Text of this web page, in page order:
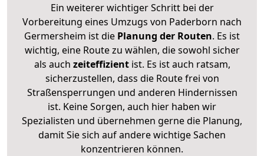
Ein weiterer wichtiger Schritt bei der
Vorbereitung eines Umzugs von Paderborn nach
Germersheim ist die Planung der Routen. Es ist
wichtig, eine Route zu wählen, die sowohl sicher
als auch zeiteffizientist. Es ist auch ratsam,
sicherzustellen, dass die Route frei von
Straßensperrungen und anderen Hindernissen
ist. Keine Sorgen, auch hier haben wir
Spezialisten und übernehmen gerne die Planung,
damit Sie sich auf andere wichtige Sachen
konzentrieren können.